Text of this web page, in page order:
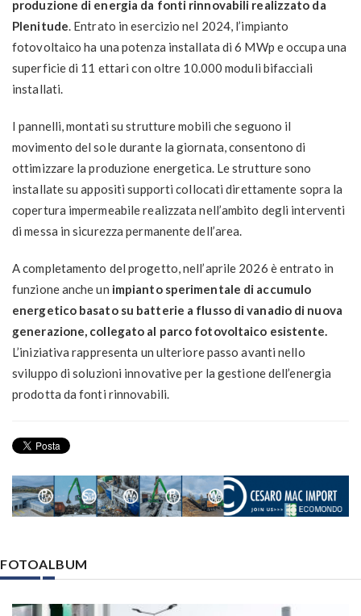
produzione di energia da fonti rinnovabili realizzato da
Plenitude. Entrato in esercizio nel 2024, l’impianto
fotovoltaico ha una potenza installata di 6 MWp e occupa una
superficie di 11 ettari con oltre 10.000 moduli bifacciali
installati.
I pannelli, montati su strutture mobili che seguono il
movimento del sole durante la giornata, consentono di
ottimizzare la produzione energetica. Le strutture sono
installate su appositi supporti collocati direttamente sopra la
copertura impermeabile realizzata nell’ambito degli interventi
di messa in sicurezza permanente dell’area.
A completamento del progetto, nell’aprile 2026 è entrato in
funzione anche un impianto sperimentale di accumulo
energetico basato su batterie a flusso di vanadio di nuova
generazione, collegato al parco fotovoltaico esistente.
L’iniziativa rappresenta un ulteriore passo avanti nello
sviluppo di soluzioni innovative per la gestione dell’energia
prodotta da fonti rinnovabili.
FOTOALBUM